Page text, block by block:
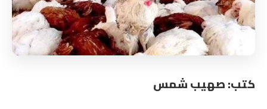
كتب: صهيب شمس